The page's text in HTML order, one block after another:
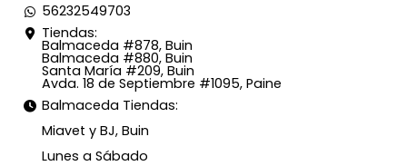
56232549703
Tiendas:
Balmaceda #878, Buin
Balmaceda #880, Buin
Santa María #209, Buin
Avda. 18 de Septiembre #1095, Paine
Balmaceda Tiendas:
Miavet y BJ, Buin
Lunes a Sábado